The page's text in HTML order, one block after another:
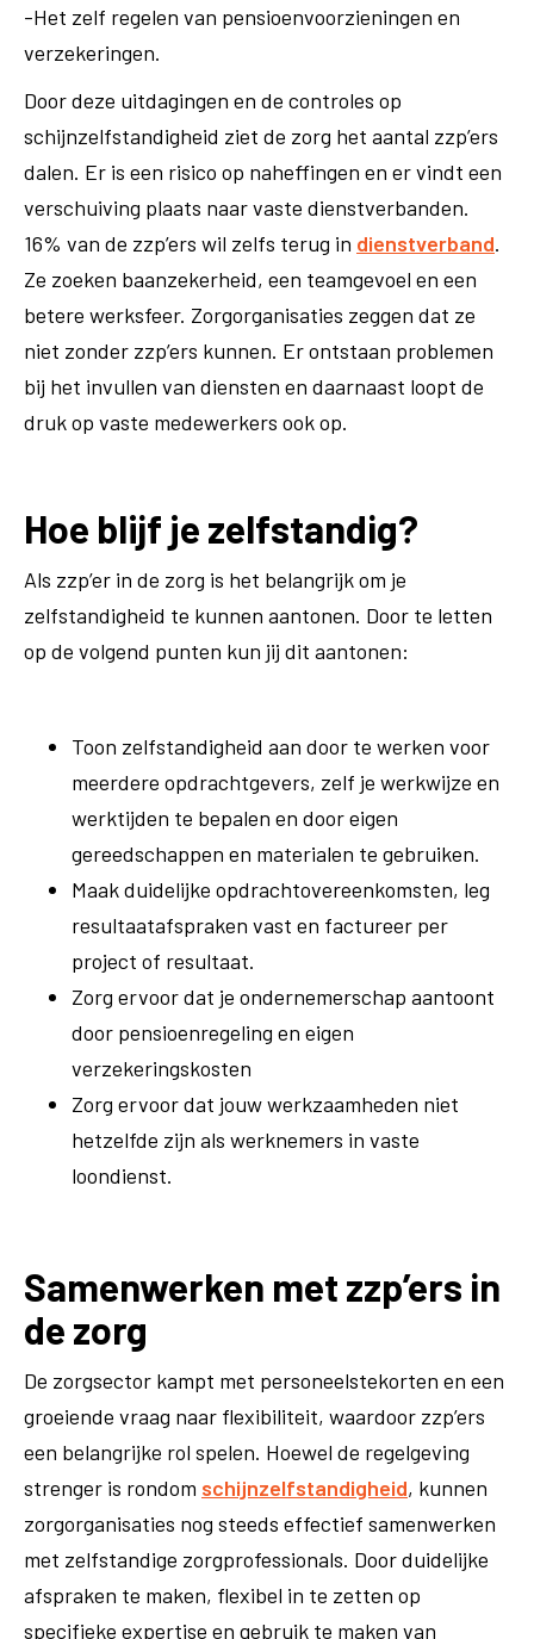
-Het zelf regelen van pensioenvoorzieningen en
verzekeringen.
Door deze uitdagingen en de controles op
schijnzelfstandigheid ziet de zorg het aantal zzp’ers
dalen. Er is een risico op naheffingen en er vindt een
verschuiving plaats naar vaste dienstverbanden.
16% van de zzp’ers wil zelfs terug in dienstverband.
Ze zoeken baanzekerheid, een teamgevoel en een
betere werksfeer. Zorgorganisaties zeggen dat ze
niet zonder zzp’ers kunnen. Er ontstaan problemen
bij het invullen van diensten en daarnaast loopt de
druk op vaste medewerkers ook op.
Hoe blijf je zelfstandig?
Als zzp’er in de zorg is het belangrijk om je
zelfstandigheid te kunnen aantonen. Door te letten
op de volgend punten kun jij dit aantonen:
Toon zelfstandigheid aan door te werken voor
meerdere opdrachtgevers, zelf je werkwijze en
werktijden te bepalen en door eigen
gereedschappen en materialen te gebruiken.
Maak duidelijke opdrachtovereenkomsten, leg
resultaatafspraken vast en factureer per
project of resultaat.
Zorg ervoor dat je ondernemerschap aantoont
door pensioenregeling en eigen
verzekeringskosten
Zorg ervoor dat jouw werkzaamheden niet
hetzelfde zijn als werknemers in vaste
loondienst.
Samenwerken met zzp’ers in
de zorg
De zorgsector kampt met personeelstekorten en een
groeiende vraag naar flexibiliteit, waardoor zzp’ers
een belangrijke rol spelen. Hoewel de regelgeving
strenger is rondom schijnzelfstandigheid, kunnen
zorgorganisaties nog steeds effectief samenwerken
met zelfstandige zorgprofessionals. Door duidelijke
afspraken te maken, flexibel in te zetten op
specifieke expertise en gebruik te maken van